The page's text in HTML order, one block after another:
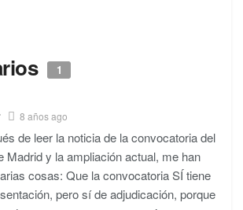
1
8 años ago
de leer la noticia de la convocatoria del
Madrid y la ampliación actual, me han
cosas: Que la convocatoria SÍ tiene
pero sí de adjudicación, porque